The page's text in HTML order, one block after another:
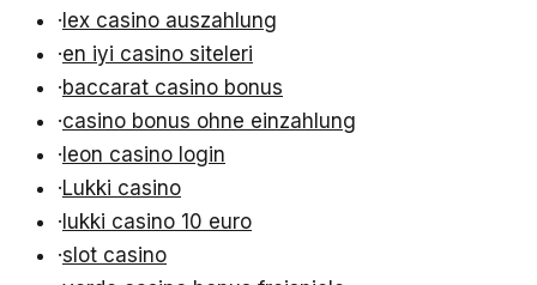
·lex casino auszahlung
·en iyi casino siteleri
·baccarat casino bonus
·casino bonus ohne einzahlung
·leon casino login
·Lukki casino
·lukki casino 10 euro
·slot casino